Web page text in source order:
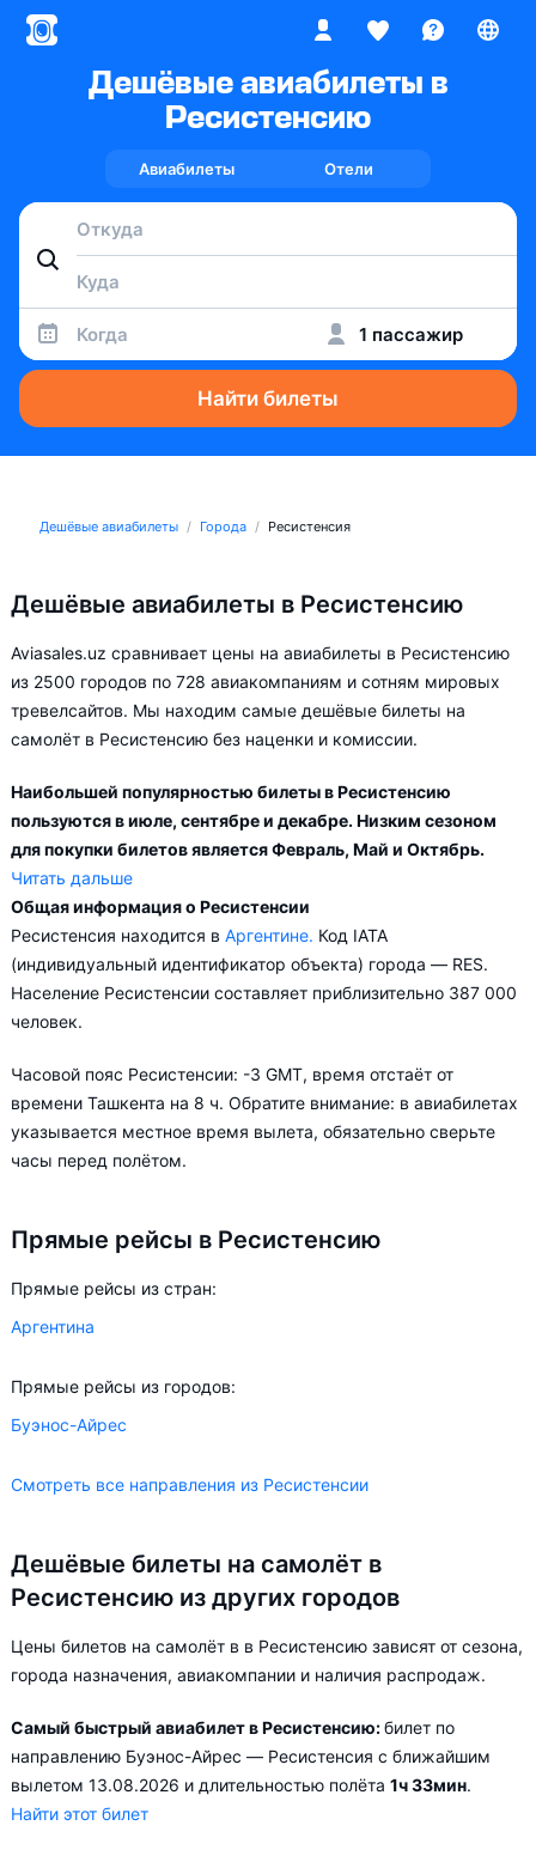
Дешёвые авиабилеты в
Ресистенсию
Авиабилеты Отели
Когда 1 пассажир
Найти билеты
Дешёвые авиабилеты Города Ресистенсия
Дешёвые авиабилеты в Ресистенсию
Aviasales.uz сравнивает цены на авиабилеты в Ресистенсию
из 2500 городов по 728 авиакомпаниям и сотням мировых
тревелсайтов. Мы находим самые дешёвые билеты на
самолёт в Ресистенсию без наценки и комиссии.
Наибольшей популярностью билеты в Ресистенсию
пользуются в июле, сентябре и декабре. Низким сезоном
для покупки билетов является Февраль, Май и Октябрь.
Читать дальше
Город Ресистенсия обслуживается аэропортами:
Ресистенсия. Прямые рейсы в Ресистенсию выполняются 1
авиакомпанией. Больше всего рейсов выполняет
авиакомпания Aerolineas Argentinas.
В зависимости от количества дней, оставшихся до вылета,
цена билета на самолёт из в Ресистенсию может
измениться более чем на 84%.
ориентируясь на свои пожелания и финансовые
Общая информация о Ресистенсии
Ресистенсия находится в Аргентине. Код IATA
(индивидуальный идентификатор объекта) города — RES.
Население Ресистенсии составляет приблизительно 387 000
человек.
Часовой пояс Ресистенсии: -3 GMT, время отстаёт от
времени Ташкента на 8 ч. Обратите внимание: в авиабилетах
указывается местное время вылета, обязательно сверьте
часы перед полётом.
Прямые рейсы в Ресистенсию
Прямые рейсы из стран:
Аргентина
Прямые рейсы из городов:
Буэнос-Айрес
Смотреть все направления из Ресистенсии
Дешёвые билеты на самолёт в
Ресистенсию из других городов
Цены билетов на самолёт в в Ресистенсию зависят от сезона,
города назначения, авиакомпании и наличия распродаж.
Самый быстрый авиабилет в Ресистенсию:билет по
направлению Буэнос-Айрес — Ресистенсия с ближайшим
вылетом 13.08.2026 и длительностью полёта 1ч 33мин.
Найти этот билет